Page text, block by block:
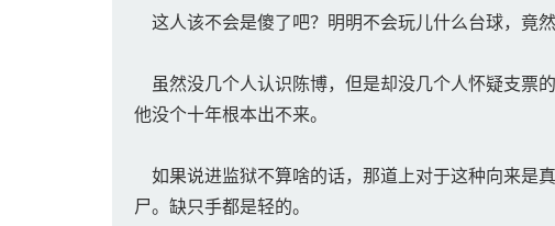
这人该不会是傻了吧？明明不会玩儿什么台球，竟
虽然没几个人认识陈博，但是却没几个人怀疑支票
他没个十年根本出不来。
如果说进监狱不算啥的话，那道上对于这种向来是
尸。缺只手都是轻的。